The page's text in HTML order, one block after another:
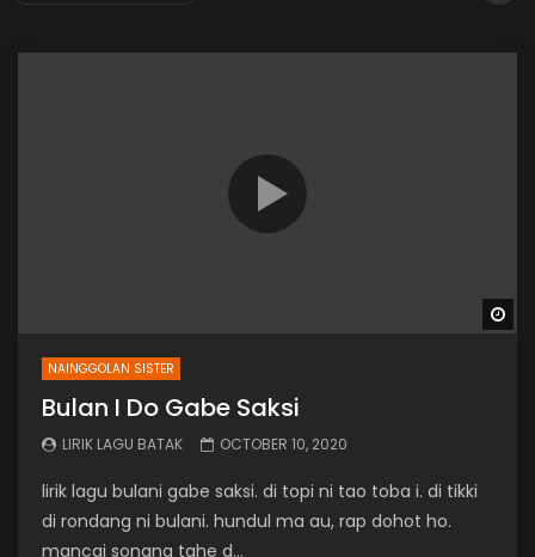
NAINGGOLAN SISTER
Bulan I Do Gabe Saksi
LIRIK LAGU BATAK OCTOBER 10, 2020
lirik lagu bulani gabe saksi. di topi ni tao toba i. di tikki
di rondang ni bulani. hundul ma au, rap dohot ho.
mancai sonang tahe d...